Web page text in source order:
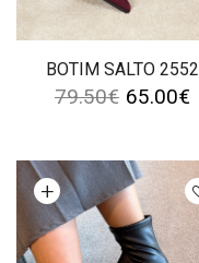
BOTIM SALTO 2552
79.50€ 65.00€
opções